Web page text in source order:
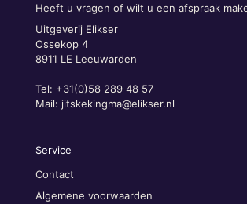
Heeft u vragen of wilt u een afspraak
Uitgeverij Elikser
Ossekop 4
8911 LE Leeuwarden
Tel: +31(0)58 289 48 57
Mail: jitskekingma@elikser.nl
Service
Contact
Algemene voorwaarden